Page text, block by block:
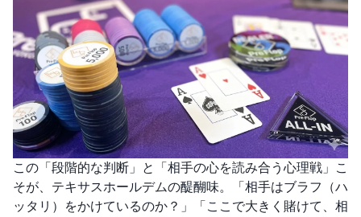
この「段階的な判断」と「相手の心を読み合う心理戦」こ
そが、テキサスホールデムの醍醐味。「相手はブラフ（ハ
ッタリ）をかけているのか？」「ここで大きく賭けて、相